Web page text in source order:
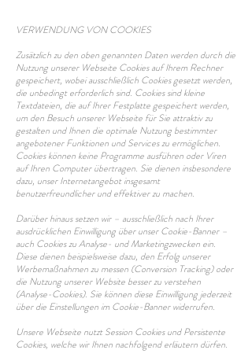
VERWENDUNG VON COOKIES
Zusätzlich zu den oben genannten Daten werden durch die
Nutzung unserer Webseite Cookies auf Ihrem Rechner
gespeichert, wobei ausschließlich Cookies gesetzt werden,
die unbedingt erforderlich sind. Cookies sind kleine
Textdateien, die auf Ihrer Festplatte gespeichert werden,
um den Besuch unserer Webseite für Sie attraktiv zu
gestalten und Ihnen die optimale Nutzung bestimmter
angebotener Funktionen und Services zu ermöglichen.
Cookies können keine Programme ausführen oder Viren
auf Ihren Computer übertragen. Sie dienen insbesondere
dazu, unser Internetangebot insgesamt
benutzerfreundlicher und effektiver zu machen.
Darüber hinaus setzen wir – ausschließlich nach Ihrer
ausdrücklichen Einwilligung über unser Cookie-Banner –
auch Cookies zu Analyse- und Marketingzwecken ein.
Diese dienen beispielsweise dazu, den Erfolg unserer
Werbemaßnahmen zu messen (Conversion Tracking) oder
die Nutzung unserer Website besser zu verstehen
(Analyse-Cookies). Sie können diese Einwilligung jederzeit
über die Einstellungen im Cookie-Banner widerrufen.
Unsere Webseite nutzt Session Cookies und Persistente
Cookies, welche wir Ihnen nachfolgend erläutern dürfen.